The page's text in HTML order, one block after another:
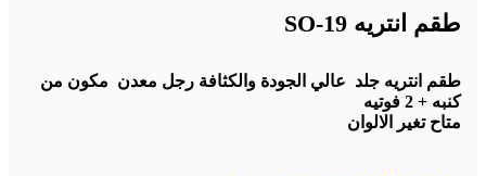
طقم انتريه SO-19
طقم انتريه جلد عالي الجودة والكثافة رجل معدن مكون من
كنبه + 2 فوتيه
متاح تغير الالوان